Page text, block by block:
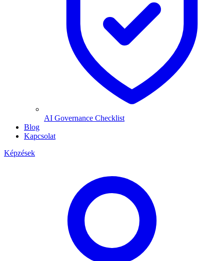
AI Governance Checklist
Blog
Kapcsolat
Képzések